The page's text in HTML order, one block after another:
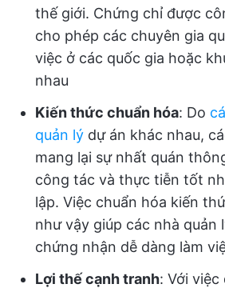
thế giới. Chứng chỉ được
cho phép các chuyên gia
việc ở các quốc gia hoặc
nhau
Kiến thức chuẩn hóa: Do
quản lý dự án khác nhau,
mang lại sự nhất quán
công tác và thực tiễn tốt
lập. Việc chuẩn hóa kiến
như vậy giúp các nhà quản
chứng nhận dễ dàng làm
Lợi thế cạnh tranh: Với